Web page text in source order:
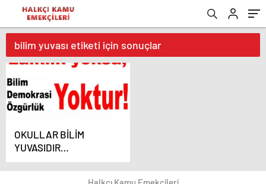
bilim yuvası etiketi için sonuçlar
OKULLAR BİLİM
YUVASIDIR
İBADETHANE DEĞİL!